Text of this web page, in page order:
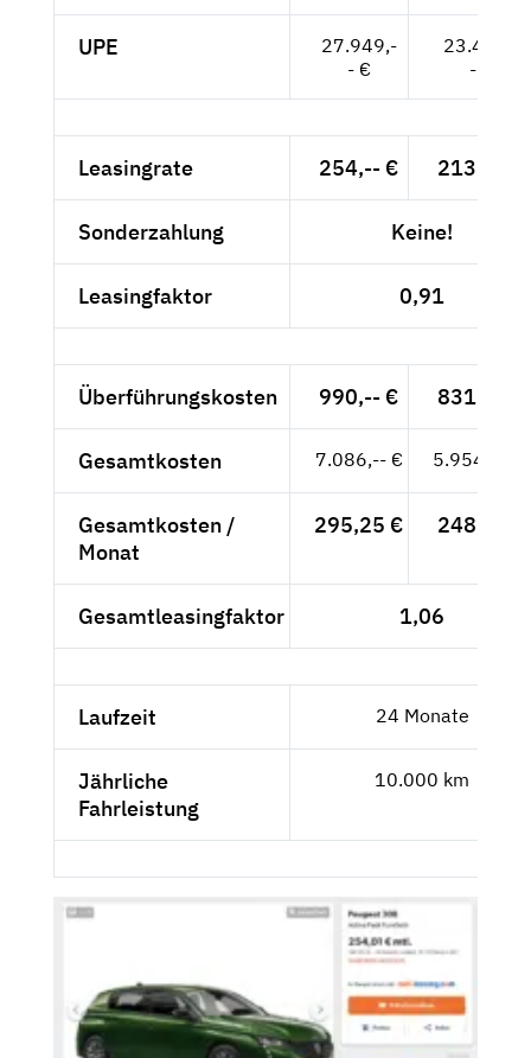
UPE
27.949,-
- €
23.487,-
- €
Leasingrate 254,-- € 213,45 €
Sonderzahlung Keine!
Leasingfaktor 0,91
Überführungskosten 990,-- € 831,93 €
Gesamtkosten 7.086,-- € 5.954,62 €
Gesamtkosten /
Monat
295,25 € 248,11 €
Gesamtleasingfaktor 1,06
Laufzeit 24 Monate
Jährliche
Fahrleistung
10.000 km